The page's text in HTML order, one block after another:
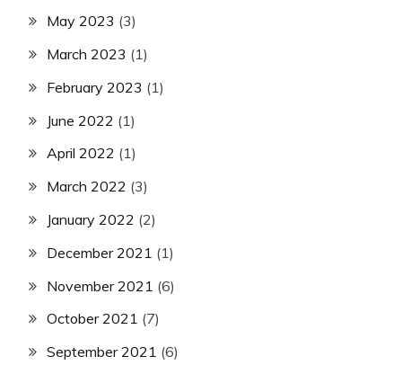
May 2023 (3)
March 2023 (1)
February 2023 (1)
June 2022 (1)
April 2022 (1)
March 2022 (3)
January 2022 (2)
December 2021 (1)
November 2021 (6)
October 2021 (7)
September 2021 (6)